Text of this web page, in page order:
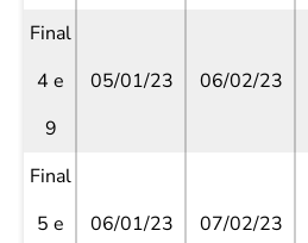
Final
4 e
9
05/01/23 06/02/23
Final
5 e
06/01/23 07/02/23